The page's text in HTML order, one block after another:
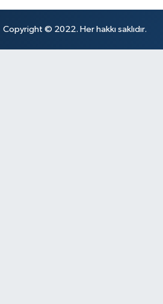
Copyright © 2022. Her hakkı saklıdır.